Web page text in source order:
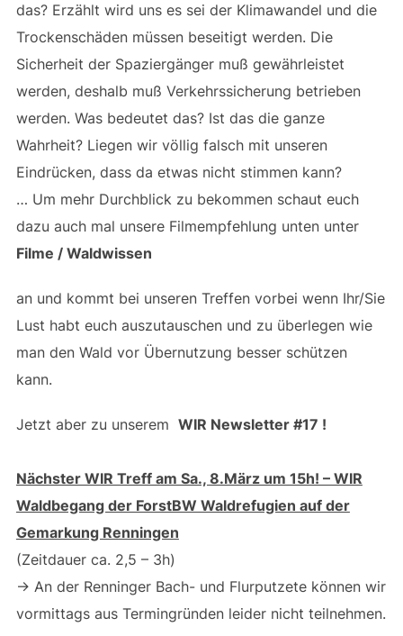
das? Erzählt wird uns es sei der Klimawandel und die
Trockenschäden müssen beseitigt werden. Die
Sicherheit der Spaziergänger muß gewährleistet
werden, deshalb muß Verkehrssicherung betrieben
werden. Was bedeutet das? Ist das die ganze
Wahrheit? Liegen wir völlig falsch mit unseren
Eindrücken, dass da etwas nicht stimmen kann?
… Um mehr Durchblick zu bekommen schaut euch
dazu auch mal unsere Filmempfehlung unten unter
Filme / Waldwissen
an und kommt bei unseren Treffen vorbei wenn Ihr/Sie
Lust habt euch auszutauschen und zu überlegen wie
man den Wald vor Übernutzung besser schützen
kann.
Jetzt aber zu unserem WIR Newsletter #17 !
Nächster WIR Treff am Sa., 8.März um 15h! – WIR
Waldbegang der ForstBW Waldrefugien auf der
Gemarkung Renningen
(Zeitdauer ca. 2,5 – 3h)
-> An der Renninger Bach- und Flurputzete können wir
vormittags aus Termingründen leider nicht teilnehmen.